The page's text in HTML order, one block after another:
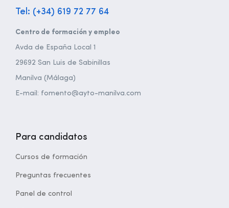
Tel: (+34) 619 72 77 64
Centro de formación y empleo
Avda de España Local 1
29692 San Luis de Sabinillas
Manilva (Málaga)
E-mail: fomento@ayto-manilva.com
Para candidatos
Cursos de formación
Preguntas frecuentes
Panel de control